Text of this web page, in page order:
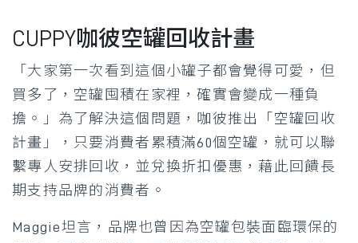
CUPPY咖彼空罐回收計畫
「大家第一次看到這個小罐子都會覺得可愛，但
買多了，空罐囤積在家裡，確實會變成一種負
擔。」為了解決這個問題，咖彼推出「空罐回收
計畫」，只要消費者累積滿60個空罐，就可以聯
繫專人安排回收，並兌換折扣優惠，藉此回饋長
期支持品牌的消費者。
Maggie坦言，品牌也曾因為空罐包裝面臨環保的